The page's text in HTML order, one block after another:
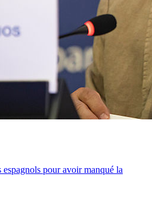
pour avoir manqué la